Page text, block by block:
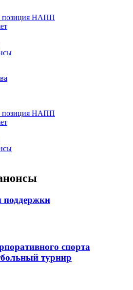
позиция НАПП
позиция НАПП
поддержки
спорта
турнир